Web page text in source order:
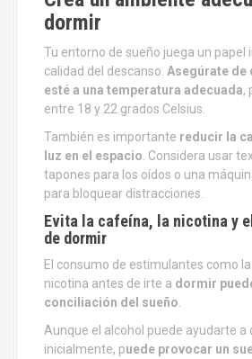
dormir
Tu entorno de sueño juega un papel
calidad del descanso. Asegúrate de
esté a una temperatura adecuada,
entre 18 y 22 grados Celsius.
También es importante reducir la
luz en el espacio . Considera usar
tapones para los oídos o una
para bloquear distracciones.
Evita la cafeína, la nicotina y
de dormir
El consumo de estimulantes como
nicotina antes de irte a dormir
conciliación del sueño
Aunque el alcohol puede ayudarte a
inicialmente, puede provocar un